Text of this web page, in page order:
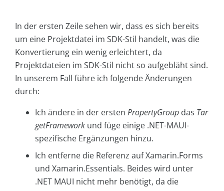
In der ersten Zeile sehen wir, dass es sich bereits
um eine Projektdatei im SDK-Stil handelt, was die
Konvertierung ein wenig erleichtert, da
Projektdateien im SDK-Stil nicht so aufgebläht sind.
In unserem Fall führe ich folgende Änderungen
durch:
Ich ändere in der ersten PropertyGroup das Tar
getFramework und füge einige .NET-MAUI-
spezifische Ergänzungen hinzu.
Ich entferne die Referenz auf Xamarin.Forms
und Xamarin.Essentials. Beides wird unter
.NET MAUI nicht mehr benötigt, da die